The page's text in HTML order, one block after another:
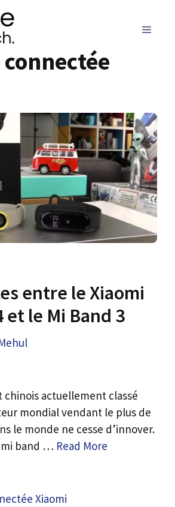
MENU
entre le Xiaomi
et le Mi Band 3
chinois actuellement classé
mondial vendant le plus de
le monde ne cesse d’innover.
mi band … Read More
Xiaomi